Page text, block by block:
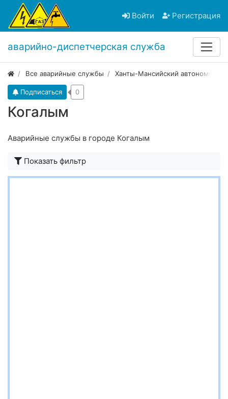
Войти Регистрация
аварийно-диспетчерская служба
Все аварийные службы Ханты-Мансийский автономный
Когалым
Подписаться 0
Аварийные службы в городе Когалым
Показать фильтр